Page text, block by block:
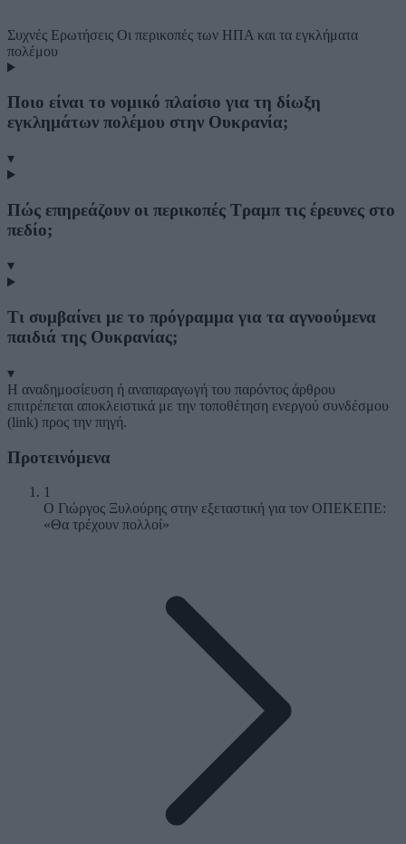
Συχνές Ερωτήσεις Οι περικοπές των ΗΠΑ και τα εγκλήματα
πολέμου
Ποιο είναι το νομικό πλαίσιο για τη δίωξη
εγκλημάτων πολέμου στην Ουκρανία;
▾
Πώς επηρεάζουν οι περικοπές Τραμπ τις έρευνες στο
πεδίο;
▾
Τι συμβαίνει με το πρόγραμμα για τα αγνοούμενα
παιδιά της Ουκρανίας;
▾
Η αναδημοσίευση ή αναπαραγωγή του παρόντος άρθρου
επιτρέπεται αποκλειστικά με την τοποθέτηση ενεργού συνδέσμου
(link) προς την πηγή.
Προτεινόμενα
1
Ο Γιώργος Ξυλούρης στην εξεταστική για τον ΟΠΕΚΕΠΕ:
«Θα τρέχουν πολλοί»